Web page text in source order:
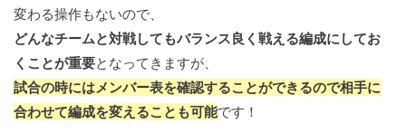
変わる操作もないので、
どんなチームと対戦してもバランス良く戦える編成にしてお
くことが重要となってきますが、
試合の時にはメンバー表を確認することができるので相手に
合わせて編成を変えることも可能です！